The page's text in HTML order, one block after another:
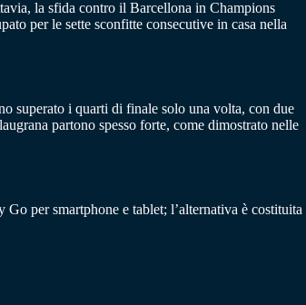
la sfida contro il Barcellona in Champions
per le sette sconfitte consecutive in casa nella
superato i quarti di finale solo una volta, con due
partono spesso forte, come dimostrato nelle
per smartphone e tablet; l’alternativa è costituita